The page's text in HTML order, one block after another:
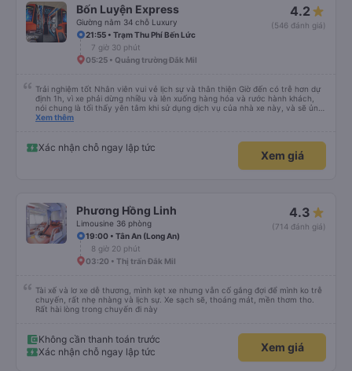
Bốn Luyện Express
Giường nằm 34 chỗ Luxury
4.2
(546 đánh giá)
21:55 • Trạm Thu Phí Bến Lức
7 giờ 30 phút
05:25 • Quảng trường Đắk Mil
Trải nghiệm tốt Nhân viên vui vẻ lịch sự và thân thiện Giờ đến có trễ hơn dự
định 1h, vì xe phải dừng nhiều và lên xuống hàng hóa và rước hành khách,
nói chung là tối thấy yên tâm khi sử dụng dịch vụ của nhà xe này, và sẽ ủng
hộ và giới thiệu cho người thân sử dụng dịch vụ của nhà xe này
Xem thêm
Xác nhận chỗ ngay lập tức
Xem giá
Phương Hồng Linh
Limousine 36 phòng
4.3
(714 đánh giá)
19:00 • Tân An (Long An)
8 giờ 20 phút
03:20 • Thị trấn Đắk Mil
Tài xế và lơ xe dễ thương, mình kẹt xe nhưng vẫn cố gắng đợi để mình ko trễ
chuyến, rất nhẹ nhàng và lịch sự. Xe sạch sẽ, thoáng mát, mền thơm tho.
Rất hài lòng trong chuyến đi này
Không cần thanh toán trước
Xác nhận chỗ ngay lập tức
Xem giá